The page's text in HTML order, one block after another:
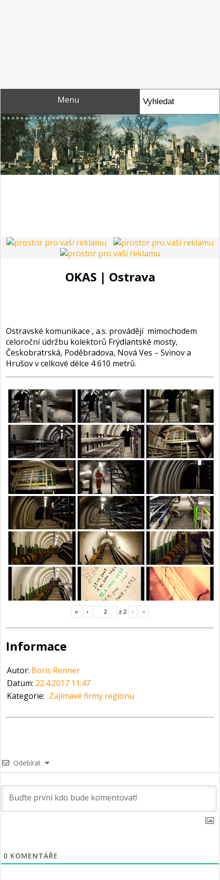
OKAS | Ostrava
Ostravské komunikace , a.s. provádějí mimochodem
celoroční údržbu kolektorů Frýdlantské mosty,
Českobratrská, Poděbradova, Nová Ves – Svinov a
Hrušov v celkové délce 4 610 metrů.
« ‹ z2 › »
Informace
Autor: Boris Renner
Datum: 22.4.2017 11:47
Kategorie: Zajímavé firmy regionu
Odebírat
0 KOMENTÁŘE